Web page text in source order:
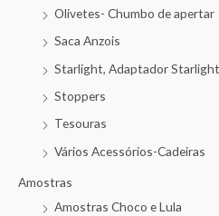
Olivetes- Chumbo de apertar
Saca Anzois
Starlight, Adaptador
Stoppers
Tesouras
Vários Acessórios-Cadeiras
Amostras
Amostras Choco e Lula